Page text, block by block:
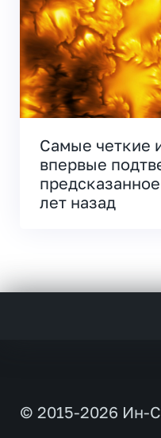
Самые четкие
впервые
лет назад
© 2015-2026 Ин-